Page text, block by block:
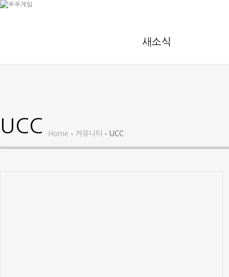
새소식
UCC Home 커뮤니티 UCC